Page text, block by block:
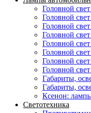
Головной свет
Головной
Головной
Головной
Головной
Головной
Головной
Головной
Габариты,
Габариты,
Ксенон:
Светотехника